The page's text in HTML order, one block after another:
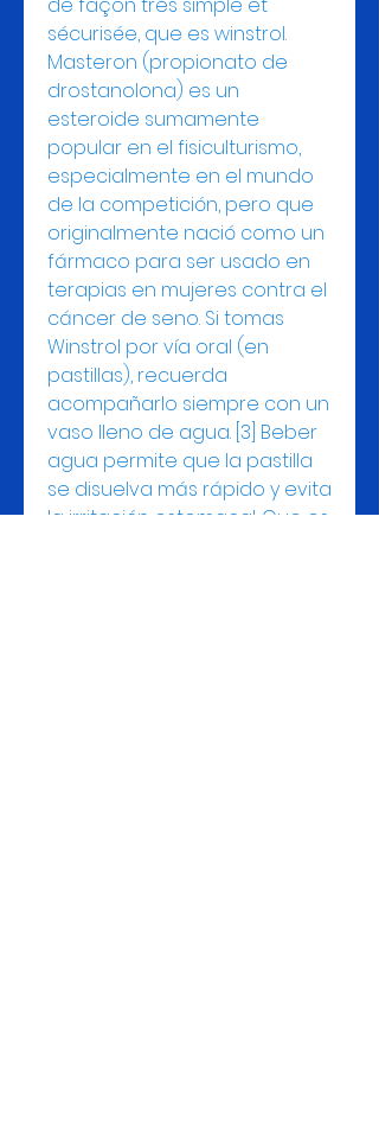
de façon très simple et
sécurisée, que es winstrol.
Masteron (propionato de
drostanolona) es un
esteroide sumamente
popular en el fisiculturismo,
especialmente en el mundo
de la competición, pero que
originalmente nació como un
fármaco para ser usado en
terapias en mujeres contra el
cáncer de seno. Si tomas
Winstrol por vía oral (en
pastillas), recuerda
acompañarlo siempre con un
vaso lleno de agua. [3] Beber
agua permite que la pastilla
se disuelva más rápido y evita
la irritación estomacal. Que es